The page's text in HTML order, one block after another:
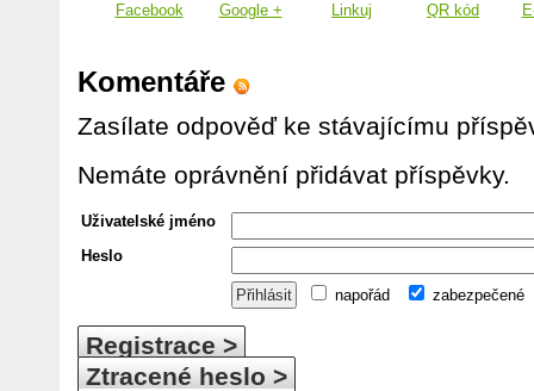
Facebook Google + Linkuj QR kód
Komentáře
Zasílate odpověď ke stávajícímu
Nemáte oprávnění přidávat příspěvky.
Uživatelské jméno
Heslo
napořád zabezpečené
Registrace >
Ztracené heslo >